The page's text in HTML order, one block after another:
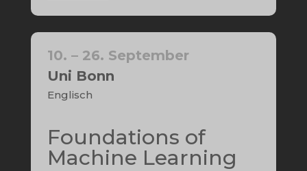
10. – 26. September
Uni Bonn
Englisch
Foundations of
Machine Learning